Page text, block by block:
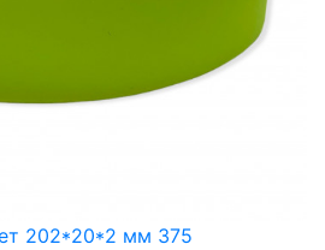
202*20*2 мм 375